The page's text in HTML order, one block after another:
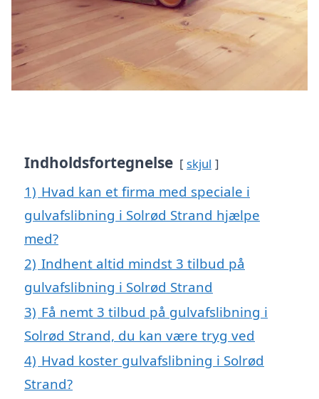
Indholdsfortegnelse skjul
1) Hvad kan et firma med speciale i
gulvafslibning i Solrød Strand hjælpe
med?
2) Indhent altid mindst 3 tilbud på
gulvafslibning i Solrød Strand
3) Få nemt 3 tilbud på gulvafslibning i
Solrød Strand, du kan være tryg ved
4) Hvad koster gulvafslibning i Solrød
Strand?